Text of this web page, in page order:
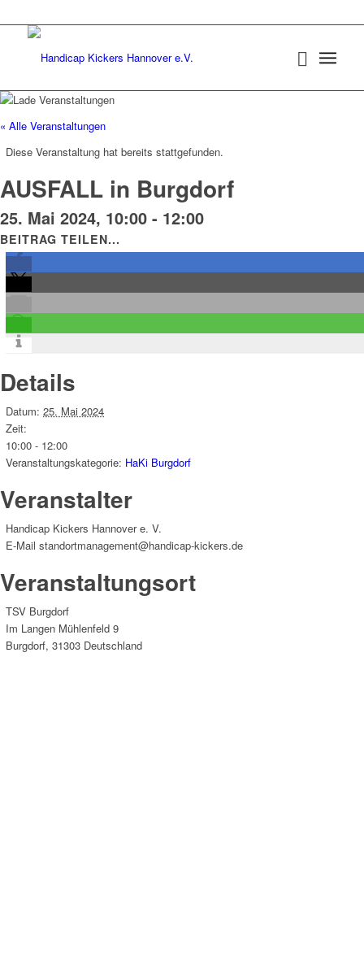
« Alle Veranstaltungen
Diese Veranstaltung hat bereits stattgefunden.
AUSFALL in Burgdorf
25. Mai 2024, 10:00 - 12:00
BEITRAG TEILEN...
Details
Datum: 25. Mai 2024
Zeit:
10:00 - 12:00
Veranstaltungskategorie: HaKi Burgdorf
Veranstalter
Handicap Kickers Hannover e. V.
E-Mail standortmanagement@handicap-kickers.de
Veranstaltungsort
TSV Burgdorf
Im Langen Mühlenfeld 9
Burgdorf, 31303 Deutschland